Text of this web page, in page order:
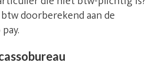
doorberekend aan de